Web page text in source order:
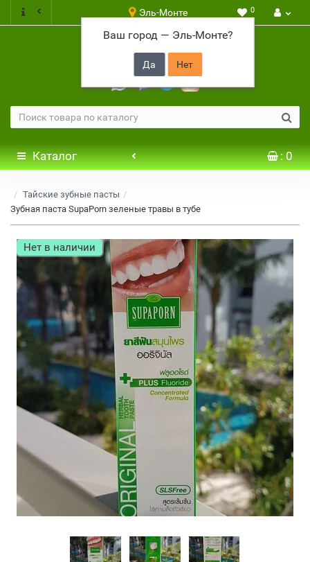
Эль-Монте
Ваш город — Эль-Монте?
0
+7 917 646 65 48
Каталог : 0
Тайские зубные пасты
Зубная паста SupaPorn зеленые травы в тубе
Нет в наличии